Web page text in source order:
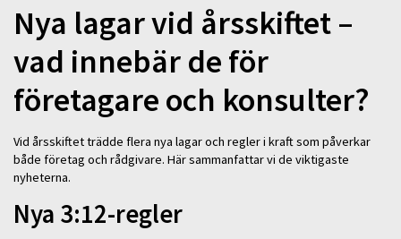
Nya lagar vid årsskiftet –
vad innebär de för
företagare och konsulter?
Vid årsskiftet trädde flera nya lagar och regler i kraft som påverkar
både företag och rådgivare. Här sammanfattar vi de viktigaste
nyheterna.
Nya 3:12-regler